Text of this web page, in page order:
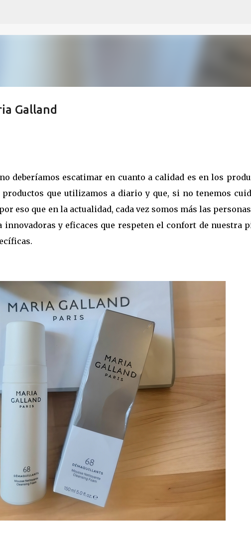
Galland
deberíamos escatimar en cuanto a calidad es en los
que utilizamos a diario y que, si no tenemos
eso que en la actualidad, cada vez somos más las
innovadoras y eficaces que respeten el confort de nuestra